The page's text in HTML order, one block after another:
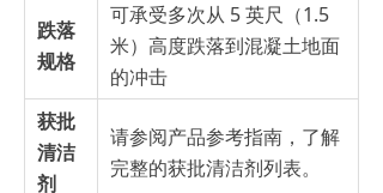
跌落
规格
可承受多次从 5 英尺（1.5
米）高度跌落到混凝土地面
的冲击
获批
清洁
剂
请参阅产品参考指南，了解
完整的获批清洁剂列表。